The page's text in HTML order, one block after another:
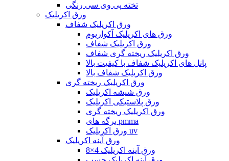
تخته پی وی سی رنگی
ورق اکریلیک
ورق اکریلیک شفاف
ورق های اکریلیک آکواریوم
ورق اکریلیک شفاف
ورق اکریلیک ریخته گری شفاف
پانل های اکریلیک شفاف با کیفیت بالا
ورق اکریلیک شفاف بالا
ورق اکریلیک ریخته گری
ورق شیشه اکریلیک
ورق پلاستیکی اکریلیک
ورق اکریلیک ریخته گری
برگه های pmma
ورق اکریلیک uv
ورق آینه اکریلیک
ورق آینه اکریلیک 4×8